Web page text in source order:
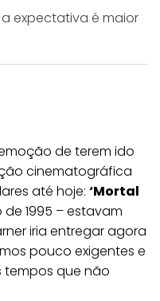
expectativa é maior
de terem ido
cinematográfica
até hoje: ‘Mortal
1995 – estavam
iria entregar agora
pouco exigentes e
tempos que não